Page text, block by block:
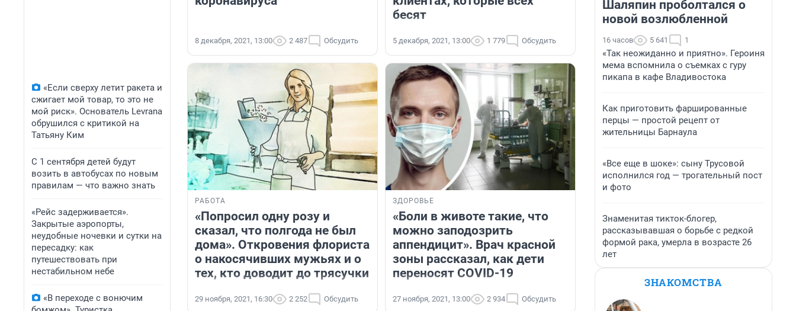
«Если сверху летит ракета и
сжигает мой товар, то это не
мой риск». Основатель Levrana
обрушился с критикой на
Татьяну Ким
С 1 сентября детей будут
возить в автобусах по новым
правилам — что важно знать
«Рейс задерживается».
Закрытые аэропорты,
неудобные ночевки и сутки на
пересадку: как
путешествовать при
нестабильном небе
«В переходе с вонючим
8 декабря, 2021, 13:00 2 487 Обсудить
бесят
5 декабря, 2021, 13:00 1 779 Обсудить
РАБОТА
«Попросил одну розу и
сказал, что полгода не был
дома». Откровения флориста
о накосячивших мужьях и о
тех, кто доводит до трясучки
29 ноября, 2021, 16:30 2 252 Обсудить
ЗДОРОВЬЕ
«Боли в животе такие, что
можно заподозрить
аппендицит». Врач красной
зоны рассказал, как дети
переносят COVID-19
27 ноября, 2021, 13:00 2 934 Обсудить
Шаляпин проболтался о
новой возлюбленной
16 часов 5 641 1
«Так неожиданно и приятно». Героиня
мема вспомнила о съемках с гуру
пикапа в кафе Владивостока
Как приготовить фаршированные
перцы — простой рецепт от
жительницы Барнаула
«Все еще в шоке»: сыну Трусовой
исполнился год — трогательный пост
и фото
Знаменитая тикток-блогер,
рассказывавшая о борьбе с редкой
формой рака, умерла в возрасте 26
лет
ЗНАКОМСТВА